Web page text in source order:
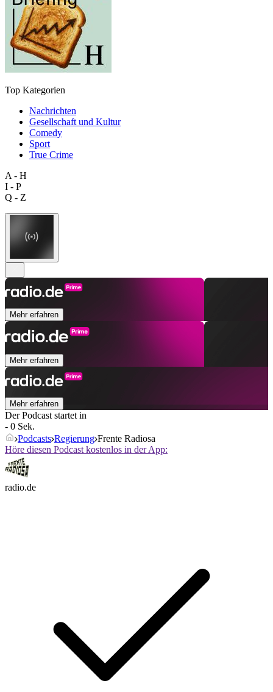
Top Kategorien
Nachrichten
Gesellschaft und Kultur
Comedy
Sport
True Crime
A - H
I - P
Q - Z
Mehr erfahren
Mehr erfahren
Mehr erfahren
Der Podcast startet in
- 0 Sek.
Podcasts Regierung Frente Radiosa
Höre diesen Podcast kostenlos in der App:
radio.de